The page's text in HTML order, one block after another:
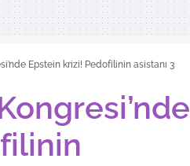
Epstein krizi! Pedofilinin asistanı 3